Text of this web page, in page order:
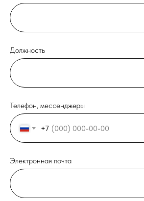
Должность
Телефон, мессенджеры
+7
Электронная почта